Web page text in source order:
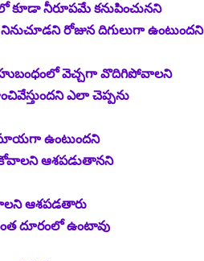
కూడా నీరూపమే కనుపించునని
రోజున దిగులుగా ఉంటుందని
వెచ్చగా వొదిగిపోవాలని
ఎలా చెప్పను
ఉంటుందని
ఆశపడుతానని
ఆశపడతారు
దూరంలో ఉంటావు